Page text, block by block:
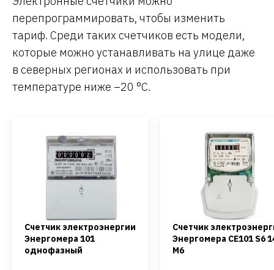
перепрограммировать, чтобы изменить
тариф. Среди таких счетчиков есть модели,
которые можно устанавливать на улице даже
в северных регионах и использовать при
температуре ниже –20 °С.
Счетчик электроэнергии
Энергомера 101
однофазный
Счетчик
Энергомера CE101 S6
M6